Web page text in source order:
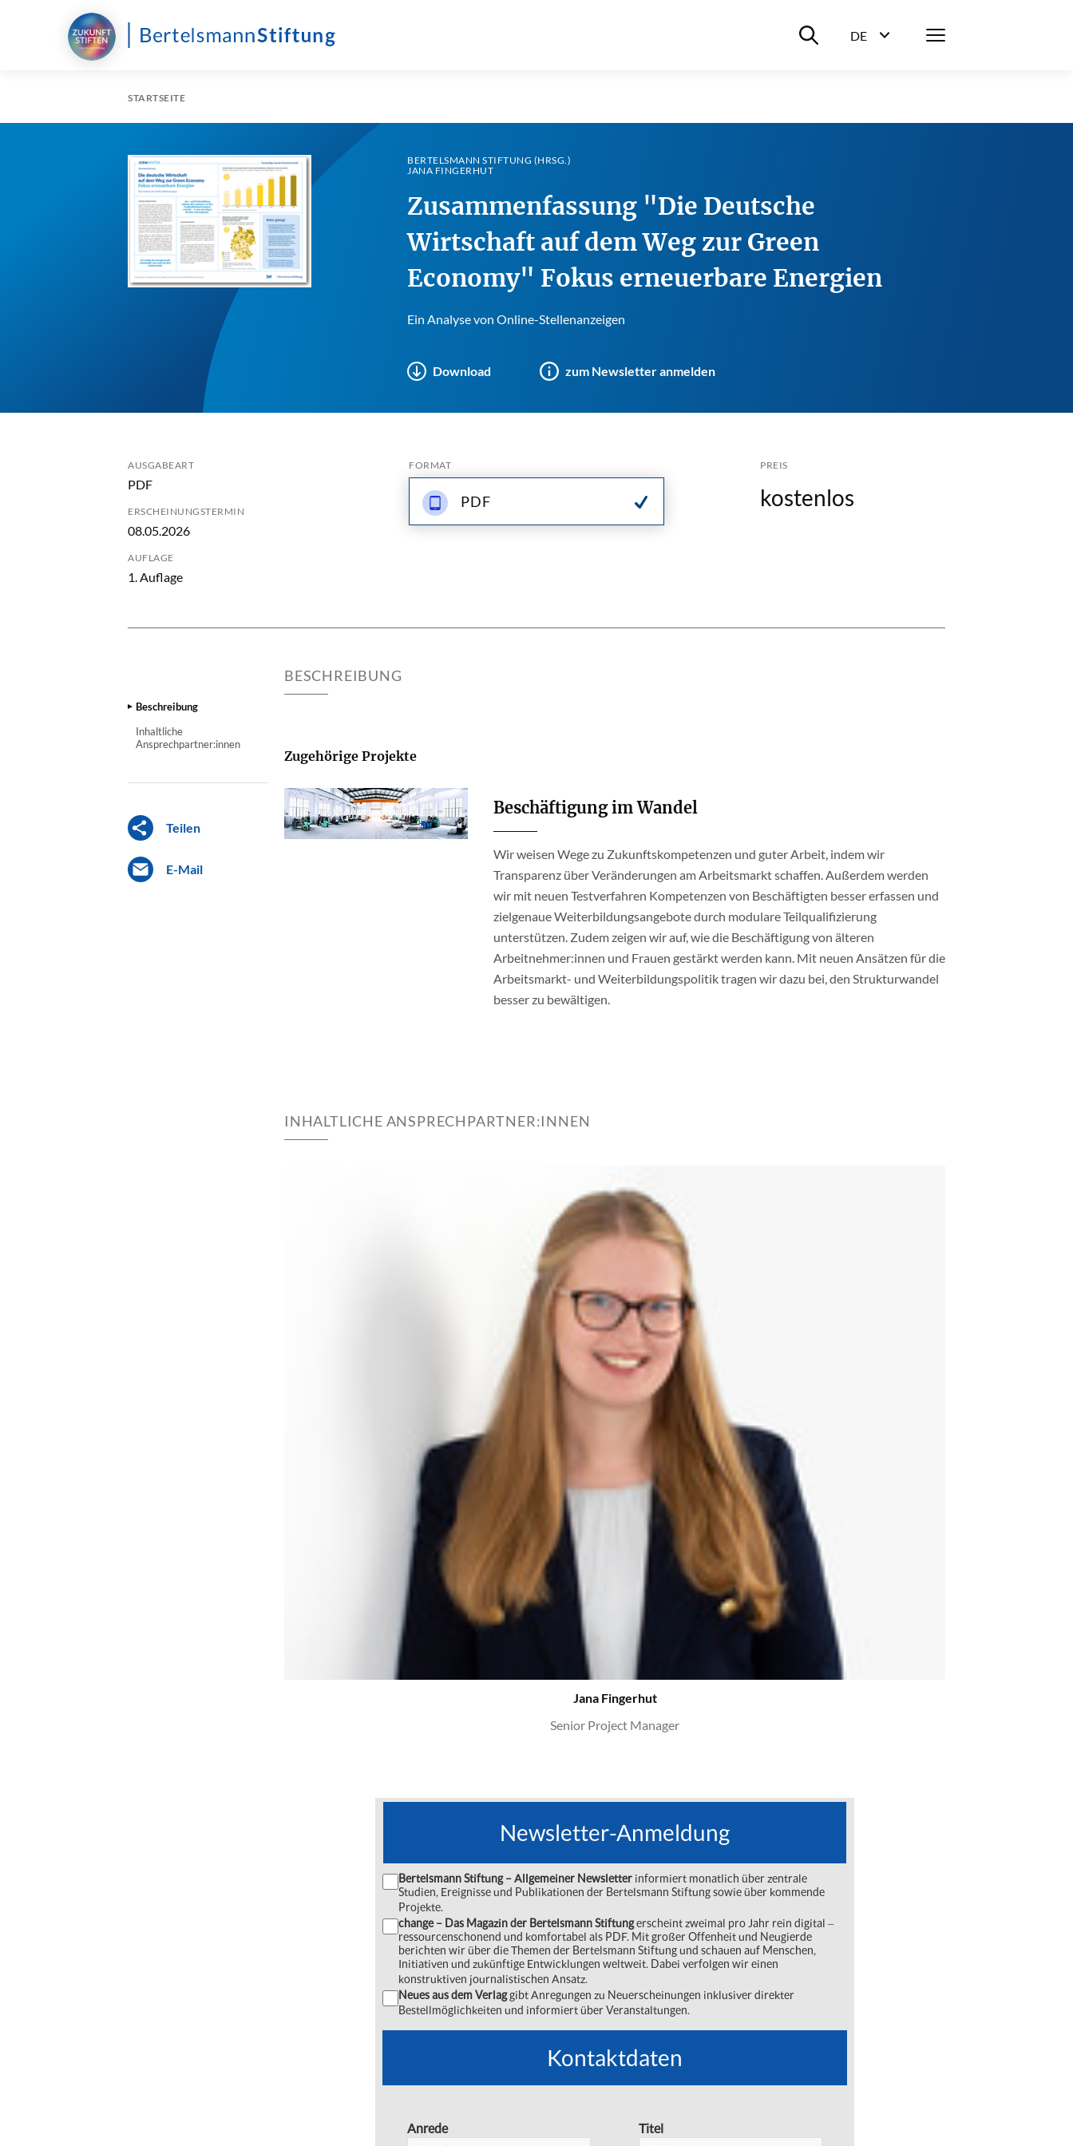
Suche ein-/ausblenden
DE
Menü
STARTSEITE
BERTELSMANN STIFTUNG (HRSG.)
JANA FINGERHUT
Zusammenfassung "Die Deutsche
Wirtschaft auf dem Weg zur Green
Economy" Fokus erneuerbare Energien
Ein Analyse von Online-Stellenanzeigen
Download zum Newsletter anmelden
AUSGABEART
PDF
ERSCHEINUNGSTERMIN
08.05.2026
AUFLAGE
1. Auflage
FORMAT
PDF
PREIS
kostenlos
Beschreibung
Inhaltliche
Ansprechpartner:innen
Teilen
E-Mail
BESCHREIBUNG
Zugehörige Projekte
Beschäftigung im Wandel
Wir weisen Wege zu Zukunftskompetenzen und guter Arbeit, indem wir
Transparenz über Veränderungen am Arbeitsmarkt schaffen. Außerdem werden
wir mit neuen Testverfahren Kompetenzen von Beschäftigten besser erfassen und
zielgenaue Weiterbildungsangebote durch modulare Teilqualifizierung
unterstützen. Zudem zeigen wir auf, wie die Beschäftigung von älteren
Arbeitnehmer:innen und Frauen gestärkt werden kann. Mit neuen Ansätzen für die
Arbeitsmarkt- und Weiterbildungspolitik tragen wir dazu bei, den Strukturwandel
besser zu bewältigen.
INHALTLICHE ANSPRECHPARTNER:INNEN
Jana Fingerhut
Senior Project Manager
Newsletter-Anmeldung
Bertelsmann Stiftung – Allgemeiner Newsletter informiert monatlich über zentrale
Studien, Ereignisse und Publikationen der Bertelsmann Stiftung sowie über kommende
Projekte.
change – Das Magazin der Bertelsmann Stiftungerscheint zweimal pro Jahr rein digital ‒
ressourcenschonend und komfortabel als PDF. Mit großer Offenheit und Neugierde
berichten wir über die Themen der Bertelsmann Stiftung und schauen auf Menschen,
Initiativen und zukünftige Entwicklungen weltweit. Dabei verfolgen wir einen
konstruktiven journalistischen Ansatz.
Neues aus dem Verlaggibt Anregungen zu Neuerscheinungen inklusiver direkter
Bestellmöglichkeiten und informiert über Veranstaltungen.
Kontaktdaten
Anrede Titel